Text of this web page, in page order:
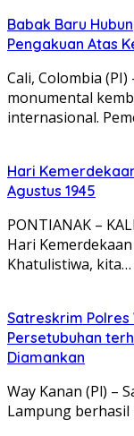
Babak Baru
Pengakuan Atas
Cali, Colombia
monumental
internasional.
Hari
Agustus 1945
PONTIANAK –
Hari
Khatulistiwa, kita…
Satreskrim Polres
Persetubuhan
Diamankan
Way Kanan (Pl) –
Lampung